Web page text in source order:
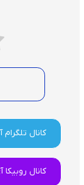
کانال تلگرام
کانال روبیکا